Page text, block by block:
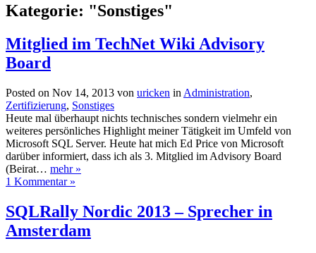
Kategorie: "Sonstiges"
Mitglied im TechNet Wiki Advisory
Board
Posted on Nov 14, 2013 von uricken in Administration,
Zertifizierung, Sonstiges
Heute mal überhaupt nichts technisches sondern vielmehr ein
weiteres persönliches Highlight meiner Tätigkeit im Umfeld von
Microsoft SQL Server. Heute hat mich Ed Price von Microsoft
darüber informiert, dass ich als 3. Mitglied im Advisory Board
(Beirat… mehr »
1 Kommentar »
SQLRally Nordic 2013 – Sprecher in
Amsterdam